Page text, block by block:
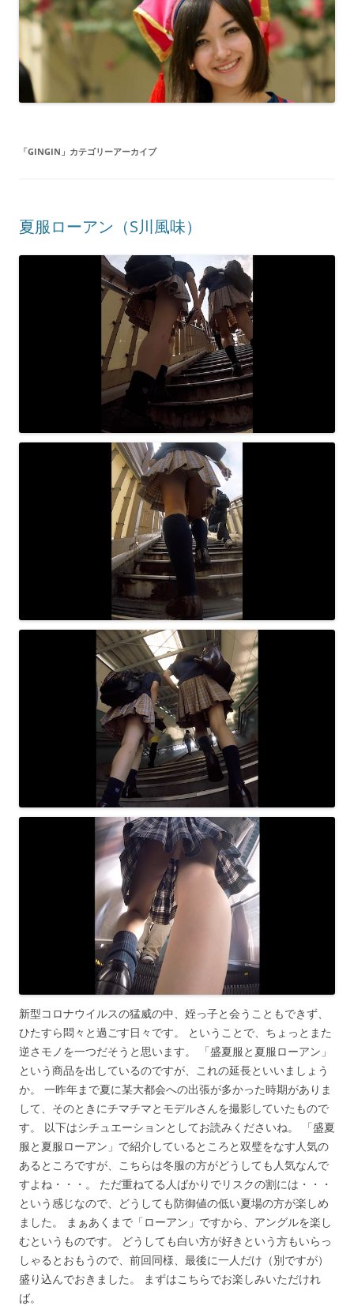
「GINGIN 」カテゴリーアーカイブ
夏服ローアン（S川風味）
新型コロナウイルスの猛威の中、姪っ子と会うこともできず、
ひたすら悶々と過ごす日々です。 ということで、ちょっとまた
逆さモノを一つだそうと思います。 「盛夏服と夏服ローアン」
という商品を出しているのですが、これの延長といいましょう
か。 一昨年まで夏に某大都会への出張が多かった時期がありま
して、そのときにチマチマとモデルさんを撮影していたもので
す。 以下はシチュエーションとしてお読みくださいね。 「盛夏
服と夏服ローアン」で紹介しているところと双璧をなす人気の
あるところですが、こちらは冬服の方がどうしても人気なんで
すよね・・・。 ただ重ねてる人ばかりでリスクの割には・・・
という感じなので、どうしても防御値の低い夏場の方が楽しめ
ました。 まぁあくまで「ローアン」ですから、アングルを楽し
むというものです。 どうしても白い方が好きという方もいらっ
しゃるとおもうので、前回同様、最後に一人だけ（別ですが）
盛り込んでおきました。 まずはこちらでお楽しみいただけれ
ば。